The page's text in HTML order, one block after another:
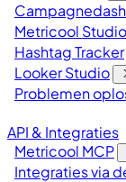
Metricool Studio
Hashtag Tracker
Looker Studio
Problemen
API & Integraties
Metricool MCP
Integraties via